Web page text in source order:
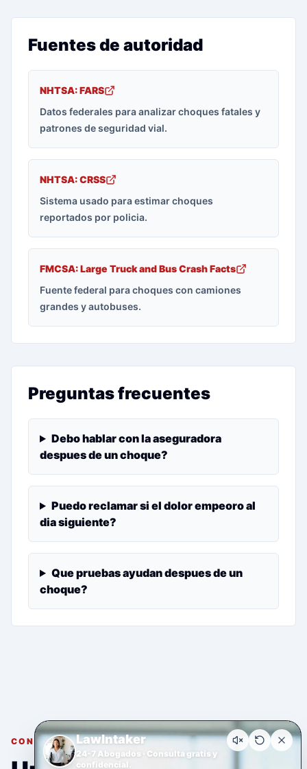
Fuentes de autoridad
NHTSA: FARS
Datos federales para analizar choques fatales y
patrones de seguridad vial.
NHTSA: CRSS
Sistema usado para estimar choques
reportados por policia.
FMCSA: Large Truck and Bus Crash Facts
Fuente federal para choques con camiones
grandes y autobuses.
Preguntas frecuentes
Debo hablar con la aseguradora
despues de un choque?
Puedo reclamar si el dolor empeoro al
dia siguiente?
Que pruebas ayudan despues de un
choque?
CONSULTA GRATUITA Y CONFIDENCIAL
LawIntaker
24-7 Abogados · Consulta gratis y
confidencial.